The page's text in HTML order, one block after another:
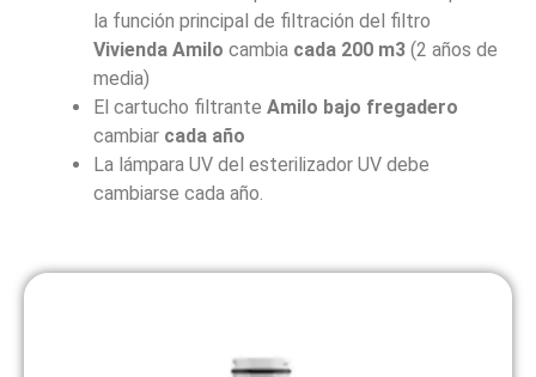
la función principal de filtración del filtro
Vivienda Amilo cambia cada 200 m3(2 años de
media)
El cartucho filtrante Amilo bajo fregadero
cambiar cada año
La lámpara UV del esterilizador UV debe
cambiarse cada año.